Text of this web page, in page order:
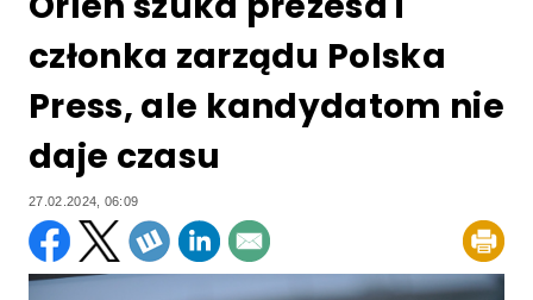
członka zarządu Polska
Press, ale kandydatom nie
daje czasu
27.02.2024, 06:09